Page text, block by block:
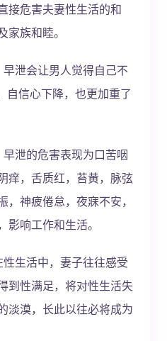
接危害夫妻性生活的和
族和睦。
泄会让男人觉得自己不
自信心下降，也更加重了
泄的危害表现为口苦咽
痒，舌质红，苔黄，脉弦
神疲倦怠，夜寐不安，
响工作和生活。
生活中，妻子往往感受
到性满足，将对性生活失
淡漠，长此以往必将成为